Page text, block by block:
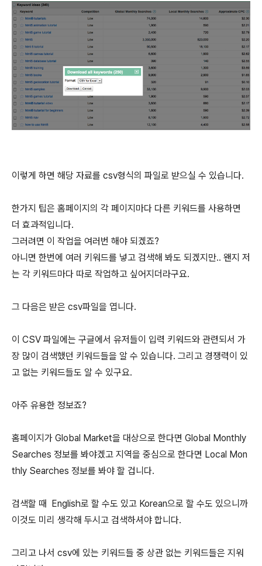
이렇게 하면 해당 자료를 csv형식의 파일로 받으실 수 있습니다.
한가지 팁은 홈페이지의 각 페이지마다 다른 키워드를 사용하면
더 효과적입니다.
그러려면 이 작업을 여러번 해야 되겠죠?
아니면 한번에 여러 키워드를 넣고 검색해 봐도 되겠지만.. 왠지 저
는 각 키워드마다 따로 작업하고 싶어지더라구요.
그 다음은 받은 csv파일을 엽니다.
이 CSV 파일에는 구글에서 유저들이 입력 키워드와 관련되서 가
장 많이 검색했던 키워드들을 알 수 있습니다. 그리고 경쟁력이 있
고 없는 키워드들도 알 수 있구요.
아주 유용한 정보죠?
홈페이지가 Global Market을 대상으로 한다면 Global Monthly
Searches 정보를 봐야겠고 지역을 중심으로 한다면 Local Mon
thly Searches 정보를 봐야 할 겁니다.
검색할 때 English로 할 수도 있고 Korean으로 할 수도 있으니까
이것도 미리 생각해 두시고 검색하셔야 합니다.
그리고 나서 csv에 있는 키워드들 중 상관 없는 키워드들은 지워